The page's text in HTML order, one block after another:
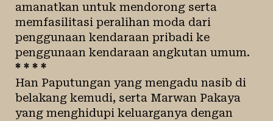
amanatkan untuk mendorong serta
memfasilitasi peralihan moda dari
penggunaan kendaraan pribadi ke
penggunaan kendaraan angkutan umum.
* * * *
Han Paputungan yang mengadu nasib di
belakang kemudi, serta Marwan Pakaya
yang menghidupi keluarganya dengan